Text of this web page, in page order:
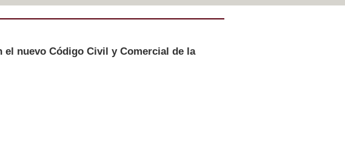
el nuevo Código Civil y Comercial de la